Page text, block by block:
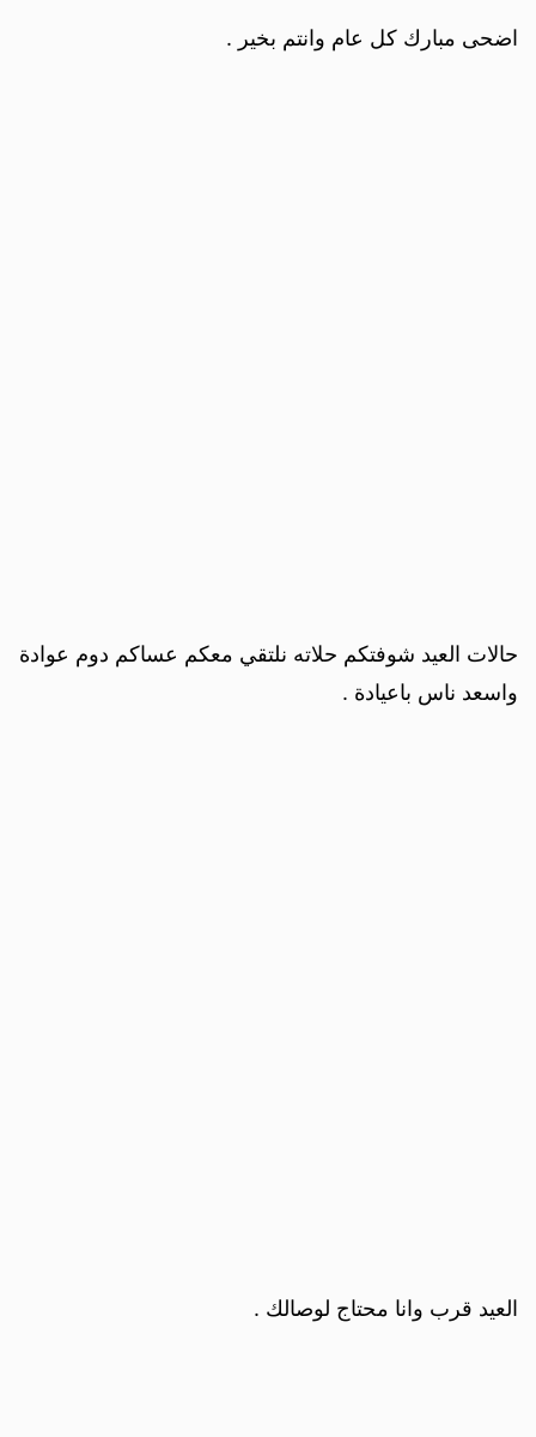
اضحى مبارك كل عام وانتم بخير .
حالات العيد شوفتكم حلاته نلتقي معكم عساكم دوم عوادة
واسعد ناس باعيادة .
العيد قرب وانا محتاج لوصالك .